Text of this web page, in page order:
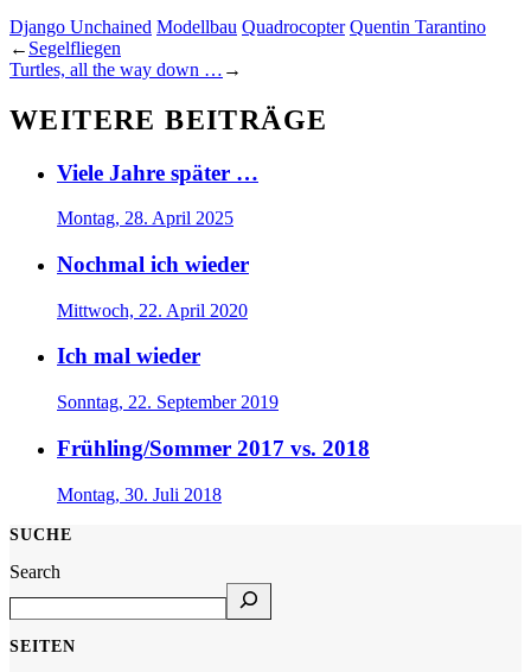
Django Unchained Modellbau Quadrocopter Quentin Tarantino
← Segelfliegen
Turtles, all the way down … →
WEITERE BEITRÄGE
Viele Jahre später …
Montag, 28. April 2025
Nochmal ich wieder
Mittwoch, 22. April 2020
Ich mal wieder
Sonntag, 22. September 2019
Frühling/Sommer 2017 vs. 2018
Montag, 30. Juli 2018
SUCHE
Search
SEITEN